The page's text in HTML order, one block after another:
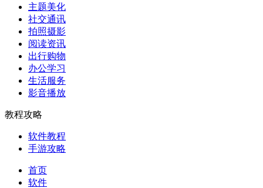
主题美化
社交通讯
拍照摄影
阅读资讯
出行购物
办公学习
生活服务
影音播放
教程攻略
软件教程
手游攻略
首页
软件